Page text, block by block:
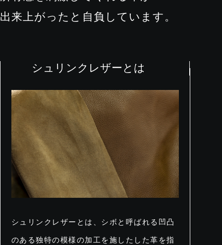
出来上がったと自負しています。
シュリンクレザーとは
シュリンクレザーとは、シボと呼ばれる凹凸
のある独特の模様の加工を施したした革を指